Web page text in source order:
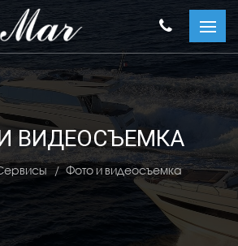
ВИДЕОСЪЕМКА
Фото и видеосъемка